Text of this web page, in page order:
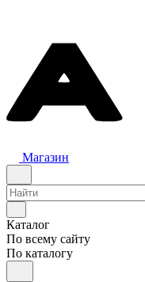
Магазин
Каталог
По всему сайту
По каталогу